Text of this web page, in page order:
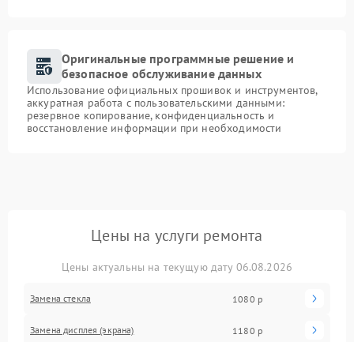
Оригинальные программные решение и
безопасное обслуживание данных
Использование официальных прошивок и инструментов,
аккуратная работа с пользовательскими данными:
резервное копирование, конфиденциальность и
восстановление информации при необходимости
Цены на услуги ремонта
Цены актуальны на текущую дату 06.08.2026
Замена стекла 1080 р
Замена дисплея (экрана) 1180 р